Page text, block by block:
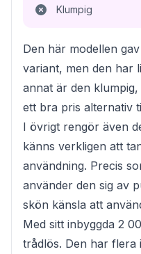
Klumpig
Den här modellen
variant, men den har
annat är den klumpig,
ett bra pris alternativ
I övrigt rengör även
känns verkligen att
användning. Precis
använder den sig av
skön känsla att
Med sitt inbyggda 2
trådlös. Den har flera